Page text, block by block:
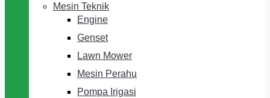
Mesin Teknik
Engine
Genset
Lawn Mower
Mesin Perahu
Pompa Irigasi